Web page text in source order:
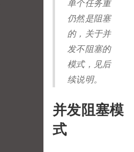
单个任务重
仍然是阻塞
的，关于并
发不阻塞的
模式，见后
续说明。
并发阻塞模
式